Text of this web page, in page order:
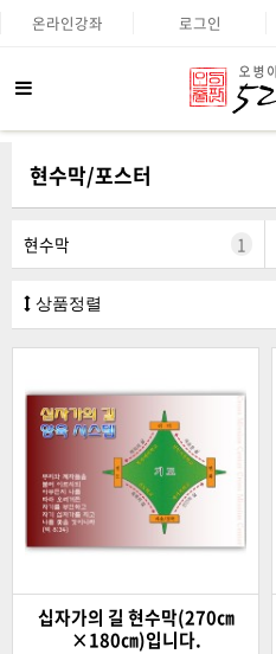
온라인강좌 로그인
현수막/포스터
현수막 1
상품정렬
십자가의 길 현수막(270㎝
×180㎝)입니다.